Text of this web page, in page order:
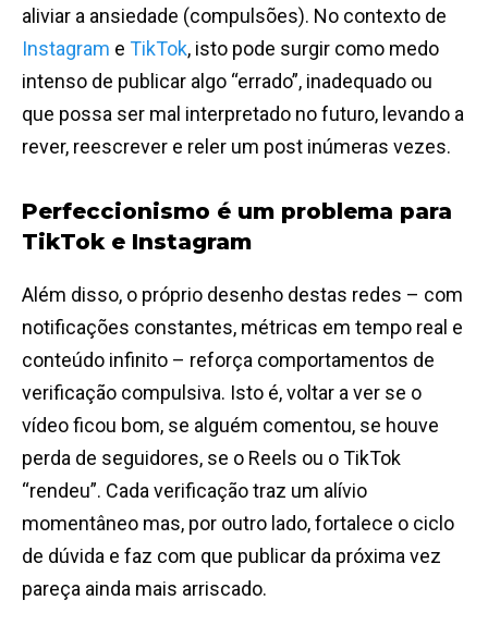
aliviar a ansiedade (compulsões). No contexto de
Instagram e TikTok, isto pode surgir como medo
intenso de publicar algo “errado”, inadequado ou
que possa ser mal interpretado no futuro, levando a
rever, reescrever e reler um post inúmeras vezes.
Perfeccionismo é um problema para
TikTok e Instagram
Além disso, o próprio desenho destas redes – com
notificações constantes, métricas em tempo real e
conteúdo infinito – reforça comportamentos de
verificação compulsiva. Isto é, voltar a ver se o
vídeo ficou bom, se alguém comentou, se houve
perda de seguidores, se o Reels ou o TikTok
“rendeu”. Cada verificação traz um alívio
momentâneo mas, por outro lado, fortalece o ciclo
de dúvida e faz com que publicar da próxima vez
pareça ainda mais arriscado.